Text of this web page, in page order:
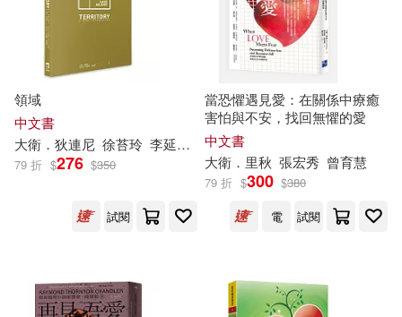
劉思源(42) 吳承恩(42)
大橋沙代子(42) 徐林(42)
哈爾濱出版社(333)
經濟管理出版社(333)
Linfair Records Limited(330)
四川少年兒童出版社(328)
領域
中文書
大衛 ．狄連尼 徐苔玲 李延輝 王志弘
79 折 $276 $350
試閱
當恐懼遇見愛：在關係中療癒
害怕與不安，找回無懼的愛
中文書
大衛 ．里秋 張宏秀 曾育慧
79 折 $300 $380
電
試閱